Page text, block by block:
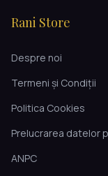
Rani Store
Despre noi
Termeni și Condiții
Politica Cookies
Prelucrarea datelor
ANPC